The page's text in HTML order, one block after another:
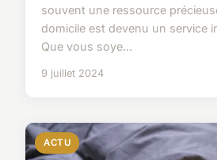
souvent une ressource
domicile est devenu un service
Que vous soye...
9 juillet 2024
ACTU